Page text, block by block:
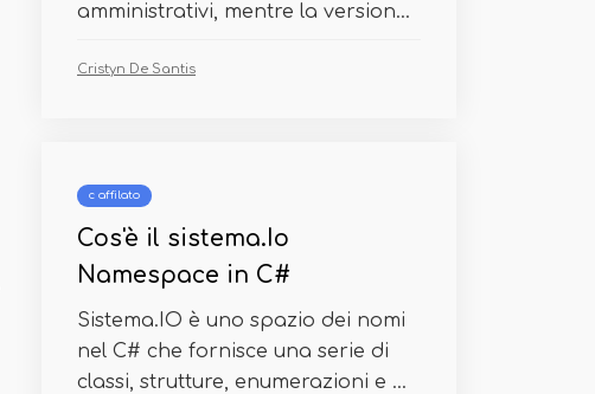
amministrativi, mentre la version...
Cristyn De Santis
c affilato
Cos'è il sistema.Io
Namespace in C#
Sistema.IO è uno spazio dei nomi
nel C# che fornisce una serie di
classi, strutture, enumerazioni e ...